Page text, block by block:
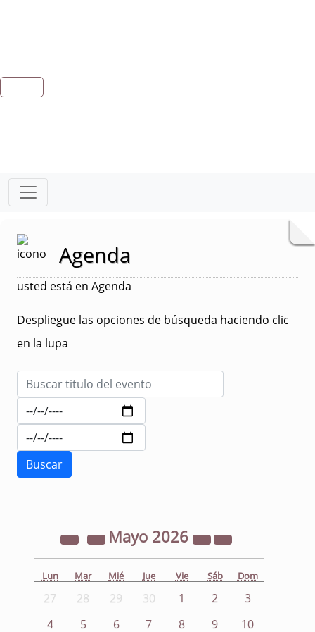
Agenda
usted está en Agenda
Despliegue las opciones de búsqueda haciendo clic
en la lupa
Mayo 2026
Lun Mar Mié Jue Vie Sáb Dom
27 28 29 30 1 2
3
4
5 6 7 8 9
10